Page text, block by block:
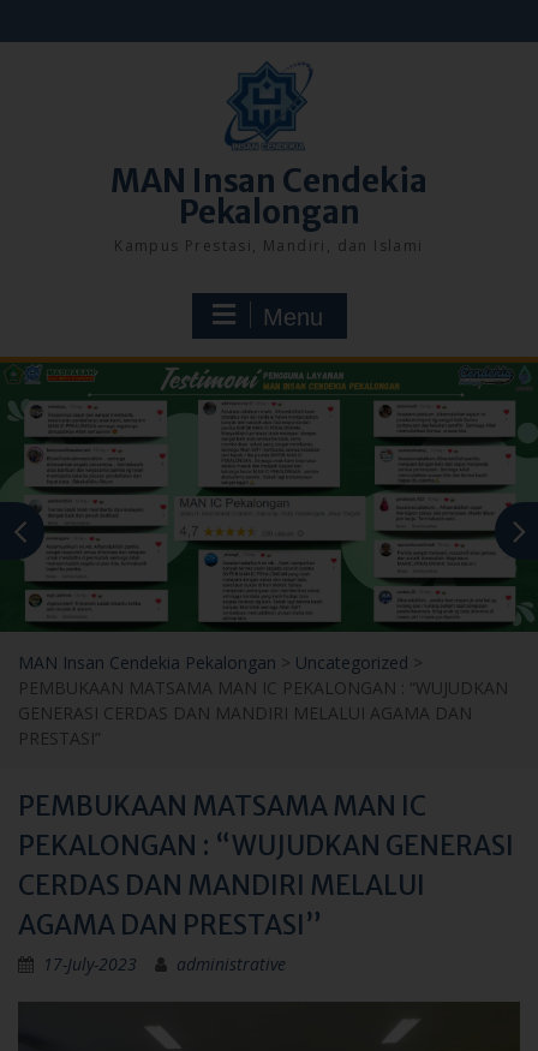
to
MAN Insan Cendekia
Pekalongan
Kampus Prestasi, Mandiri, dan Islami
Menu
MAN Insan Cendekia Pekalongan > Uncategorized >
PEMBUKAAN MATSAMA MAN IC PEKALONGAN : “WUJUDKAN
GENERASI CERDAS DAN MANDIRI MELALUI AGAMA DAN
PRESTASI”
PEMBUKAAN MATSAMA MAN IC
PEKALONGAN : “WUJUDKAN GENERASI
CERDAS DAN MANDIRI MELALUI
AGAMA DAN PRESTASI”
17-July-2023 administrative